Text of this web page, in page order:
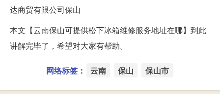
达商贸有限公司保山
本文【云南保山可提供松下冰箱维修服务地址在哪】到此
讲解完毕了，希望对大家有帮助。
网络标签： 云南 保山 保山市